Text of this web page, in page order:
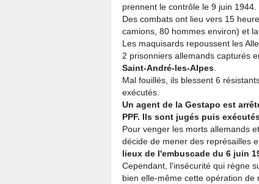
prennent le contrôle le 9 juin 1944.
Des combats ont lieu vers 15
camions, 80 hommes environ) et
Les maquisards repoussent les
2 prisonniers allemands capturés
Saint-André-les-Alpes
Mal fouillés, ils blessent 6
exécutés.
Un agent de la Gestapo est
PPF. Ils sont jugés puis
Pour venger les morts allemands
décide de mener des représailles
lieux de l'embuscade du 6 juin
Cependant, l'insécurité qui règne
bien elle-même cette opération de